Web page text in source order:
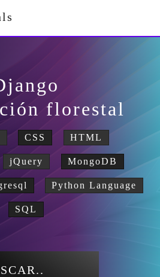
florestal
CSS HTML
jQuery MongoDB
Python Language
SQL